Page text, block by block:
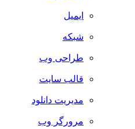
ایمیل
شبکه
طراحی وب
قالب سایت
مدیریت دانلود
مرورگر وب